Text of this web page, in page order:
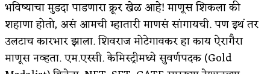
अपूर्ण कथा
बुडीच खटलं – संयुक्त कुटुंब का गरजेचं?
भविष्याचा मुडदा पाडणारा क्रूर खेळ आहे! माणूस शिकला की
शहाणा होतो, असं आमची म्हातारी माणसं सांगायची. पण इथं तर
उलटाच कारभार झाला. शिवराज मोटेगावकर हा काय ऐरागैरा
माणूस नव्हता. एम.एस्सी. केमिस्ट्रीमध्ये सुवर्णपदक (Gold